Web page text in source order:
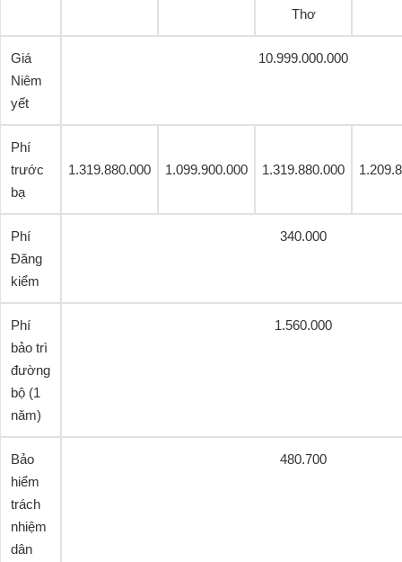
Thơ
Giá
Niêm
yết
10.999.000.000
Phí
trước
bạ
1.319.880.000 1.099.900.000 1.319.880.000
Phí
Đăng
kiểm
340.000
Phí
bảo trì
đường
bộ (1
năm)
1.560.000
Bảo
hiểm
trách
nhiệm
dân
480.700